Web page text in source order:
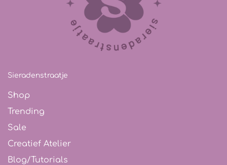
Sieradenstraatje
Shop
Trending
Sale
Creatief Atelier
Blog/Tutorials